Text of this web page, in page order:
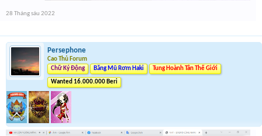
28 Tháng sáu 2022
Persephone
Cao Thủ Forum
Chữ Ký Động
Băng Mũ Rơm Haki Tung Hoành Tân Thế Giới
Wanted 16.000.000 Beri